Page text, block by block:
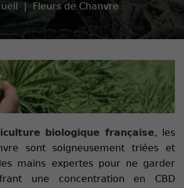
Fleurs de Chanvre
biologique française, les
sont soigneusement triées et
mains expertes pour ne garder
une concentration en CBD